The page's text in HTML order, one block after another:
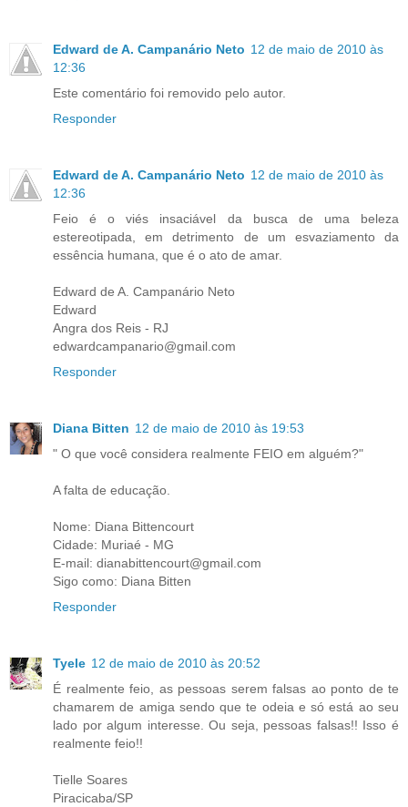
Edward de A. Campanário Neto 12 de maio de 2010 às
12:36
Este comentário foi removido pelo autor.
Responder
Edward de A. Campanário Neto 12 de maio de 2010 às
12:36
Feio é o viés insaciável da busca de uma beleza
estereotipada, em detrimento de um esvaziamento da
essência humana, que é o ato de amar.
Edward de A. Campanário Neto
Edward
Angra dos Reis - RJ
edwardcampanario@gmail.com
Responder
Diana Bitten 12 de maio de 2010 às 19:53
" O que você considera realmente FEIO em alguém?"
A falta de educação.
Nome: Diana Bittencourt
Cidade: Muriaé - MG
E-mail: dianabittencourt@gmail.com
Sigo como: Diana Bitten
Responder
Tyele 12 de maio de 2010 às 20:52
É realmente feio, as pessoas serem falsas ao ponto de te
chamarem de amiga sendo que te odeia e só está ao seu
lado por algum interesse. Ou seja, pessoas falsas!! Isso é
realmente feio!!
Tielle Soares
Piracicaba/SP